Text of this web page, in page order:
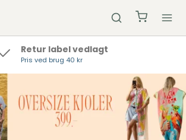
Retur label vedlagt
Pris ved brug 40 kr